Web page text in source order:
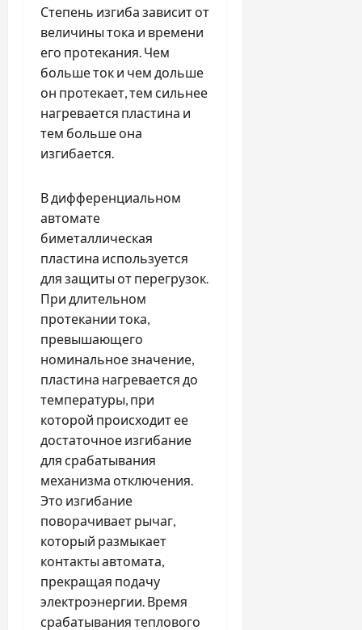
Степень изгиба зависит от
величины тока и времени
его протекания. Чем
больше ток и чем дольше
он протекает, тем сильнее
нагревается пластина и
тем больше она
изгибается.
В дифференциальном
автомате
биметаллическая
пластина используется
для защиты от перегрузок.
При длительном
протекании тока,
превышающего
номинальное значение,
пластина нагревается до
температуры, при
которой происходит ее
достаточное изгибание
для срабатывания
механизма отключения.
Это изгибание
поворачивает рычаг,
который размыкает
контакты автомата,
прекращая подачу
электроэнергии. Время
срабатывания теплового